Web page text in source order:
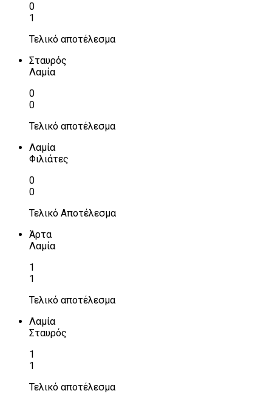
0
1
Τελικό αποτέλεσμα
Σταυρός
Λαμία
0
0
Τελικό αποτέλεσμα
Λαμία
Φιλιάτες
0
0
Τελικό Αποτέλεσμα
Άρτα
Λαμία
1
1
Τελικό αποτέλεσμα
Λαμία
Σταυρός
1
1
Τελικό αποτέλεσμα